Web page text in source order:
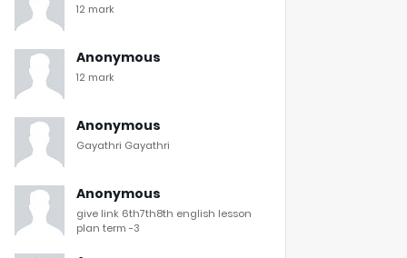
12 mark
Anonymous
12 mark
Anonymous
Gayathri Gayathri
Anonymous
give link 6th7th8th english lesson
plan term -3